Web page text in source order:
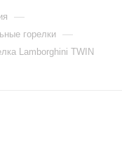
—
горелки —
Lamborghini TWIN